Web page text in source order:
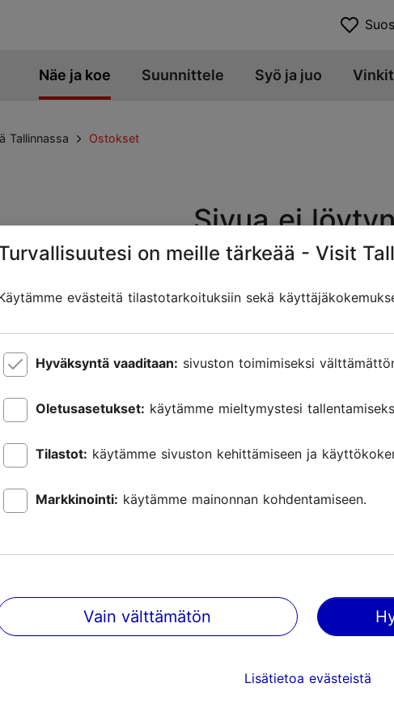
Näe ja koe Suunnittele Syö ja juo
Tallinnassa Ostokset
Sivua ei
Saa tietoa
on meille tärkeää - Visit
evästeitä tilastotarkoituksiin sekä
Hyväksyntä vaaditaan: sivuston toimimiseksi
Oletusasetukset: käytämme mieltymystesi
Tilastot: käytämme sivuston kehittämiseen ja
Markkinointi: käytämme mainonnan kohdentamiseen.
Vain välttämätön
Lisätietoa evästeistä